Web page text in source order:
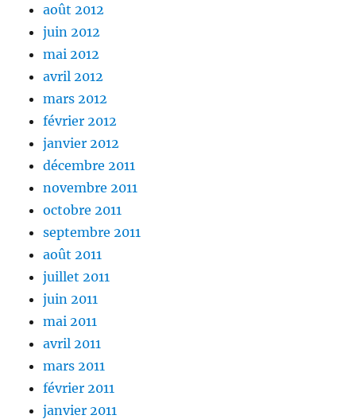
août 2012
juin 2012
mai 2012
avril 2012
mars 2012
février 2012
janvier 2012
décembre 2011
novembre 2011
octobre 2011
septembre 2011
août 2011
juillet 2011
juin 2011
mai 2011
avril 2011
mars 2011
février 2011
janvier 2011